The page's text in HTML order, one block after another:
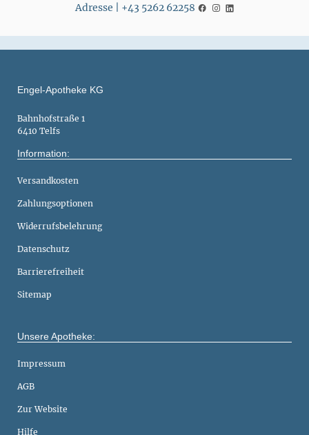
Adresse | +43 5262 62258
Engel-Apotheke KG
Bahnhofstraße 1
6410 Telfs
Information:
Versandkosten
Zahlungsoptionen
Widerrufsbelehrung
Datenschutz
Barrierefreiheit
Sitemap
Unsere Apotheke:
Impressum
AGB
Zur Website
Hilfe